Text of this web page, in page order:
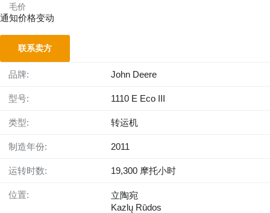
毛价
通知价格变动
联系卖方
品牌: John Deere
型号: 1110 E Eco III
类型: 转运机
制造年份: 2011
运转时数: 19,300 摩托小时
位置:
立陶宛
Kazlų Rūdos